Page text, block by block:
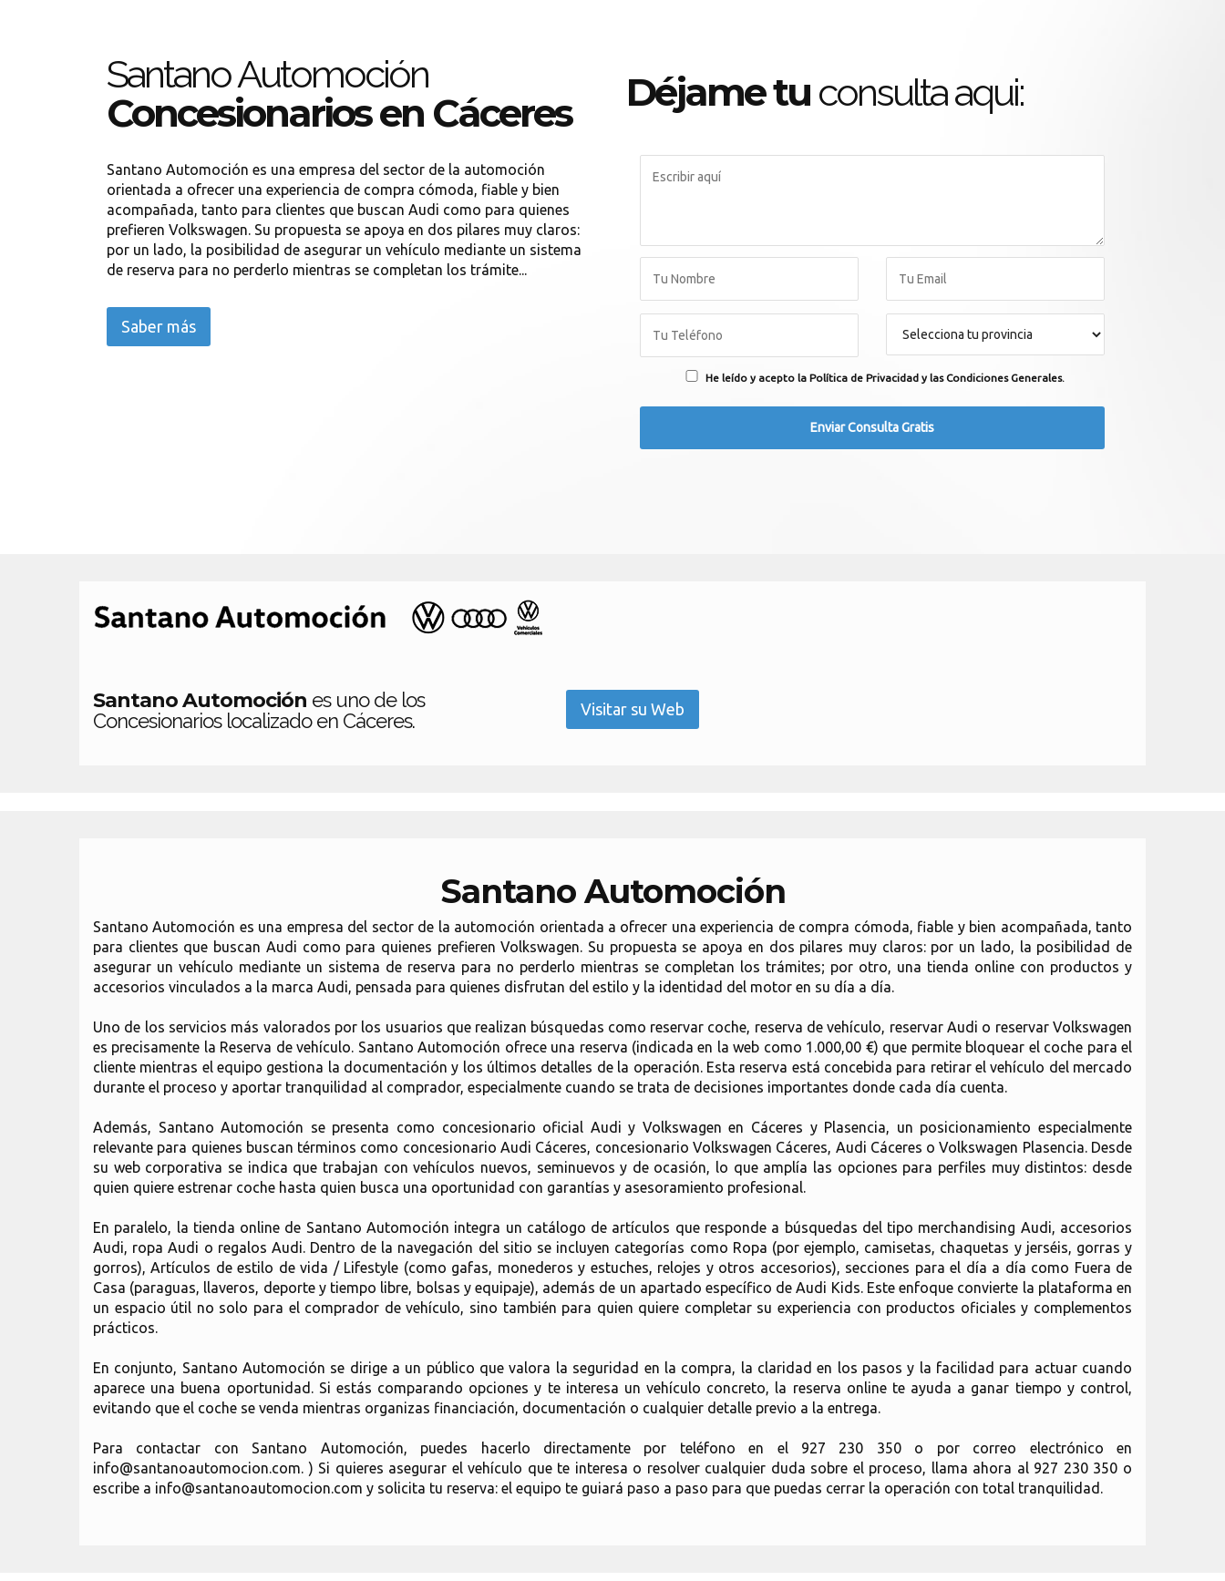
Santano Automoción
Concesionarios en Cáceres
Santano Automoción es una empresa del sector de la automoción
orientada a ofrecer una experiencia de compra cómoda, fiable y bien
acompañada, tanto para clientes que buscan Audi como para quienes
prefieren Volkswagen. Su propuesta se apoya en dos pilares muy claros:
por un lado, la posibilidad de asegurar un vehículo mediante un sistema
de reserva para no perderlo mientras se completan los trámite...
Saber más
Déjame tu consulta aqui:
He leído y acepto la Política de Privacidad y las Condiciones Generales.
Santano Automoción es uno de los
Concesionarios localizado en Cáceres.
Visitar su Web
Santano Automoción
Santano Automoción es una empresa del sector de la automoción orientada a ofrecer una experiencia de compra cómoda, fiable y bien acompañada, tanto
para clientes que buscan Audi como para quienes prefieren Volkswagen. Su propuesta se apoya en dos pilares muy claros: por un lado, la posibilidad de
asegurar un vehículo mediante un sistema de reserva para no perderlo mientras se completan los trámites; por otro, una tienda online con productos y
accesorios vinculados a la marca Audi, pensada para quienes disfrutan del estilo y la identidad del motor en su día a día.
Uno de los servicios más valorados por los usuarios que realizan búsquedas como reservar coche, reserva de vehículo, reservar Audi o reservar Volkswagen
es precisamente la Reserva de vehículo. Santano Automoción ofrece una reserva (indicada en la web como 1.000,00 €) que permite bloquear el coche para el
cliente mientras el equipo gestiona la documentación y los últimos detalles de la operación. Esta reserva está concebida para retirar el vehículo del mercado
durante el proceso y aportar tranquilidad al comprador, especialmente cuando se trata de decisiones importantes donde cada día cuenta.
Además, Santano Automoción se presenta como concesionario oficial Audi y Volkswagen en Cáceres y Plasencia, un posicionamiento especialmente
relevante para quienes buscan términos como concesionario Audi Cáceres, concesionario Volkswagen Cáceres, Audi Cáceres o Volkswagen Plasencia. Desde
su web corporativa se indica que trabajan con vehículos nuevos, seminuevos y de ocasión, lo que amplía las opciones para perfiles muy distintos: desde
quien quiere estrenar coche hasta quien busca una oportunidad con garantías y asesoramiento profesional.
En paralelo, la tienda online de Santano Automoción integra un catálogo de artículos que responde a búsquedas del tipo merchandising Audi, accesorios
Audi, ropa Audi o regalos Audi. Dentro de la navegación del sitio se incluyen categorías como Ropa (por ejemplo, camisetas, chaquetas y jerséis, gorras y
gorros), Artículos de estilo de vida / Lifestyle (como gafas, monederos y estuches, relojes y otros accesorios), secciones para el día a día como Fuera de
Casa (paraguas, llaveros, deporte y tiempo libre, bolsas y equipaje), además de un apartado específico de Audi Kids. Este enfoque convierte la plataforma en
un espacio útil no solo para el comprador de vehículo, sino también para quien quiere completar su experiencia con productos oficiales y complementos
prácticos.
En conjunto, Santano Automoción se dirige a un público que valora la seguridad en la compra, la claridad en los pasos y la facilidad para actuar cuando
aparece una buena oportunidad. Si estás comparando opciones y te interesa un vehículo concreto, la reserva online te ayuda a ganar tiempo y control,
evitando que el coche se venda mientras organizas financiación, documentación o cualquier detalle previo a la entrega.
Para contactar con Santano Automoción, puedes hacerlo directamente por teléfono en el 927 230 350 o por correo electrónico en
info@santanoautomocion.com. ) Si quieres asegurar el vehículo que te interesa o resolver cualquier duda sobre el proceso, llama ahora al 927 230 350 o
escribe a info@santanoautomocion.com y solicita tu reserva: el equipo te guiará paso a paso para que puedas cerrar la operación con total tranquilidad.